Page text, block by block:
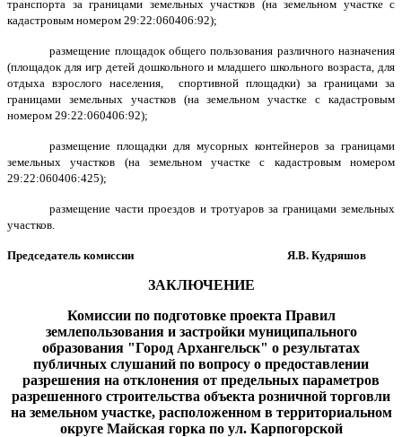
транспорта за границами земельных участков (на земельном участке с
кадастровым номером 29:22:060406:92);
размещение площадок общего пользования различного назначения
(площадок для игр детей дошкольного и младшего школьного возраста, для
отдыха взрослого населения, спортивной площадки) за границами за
границами земельных участков (на земельном участке с кадастровым
номером 29:22:060406:92);
размещение площадки для мусорных контейнеров за границами
земельных участков (на земельном участке с кадастровым номером
29:22:060406:425);
размещение части проездов и тротуаров за границами земельных
участков.
Председатель комиссии Я.В. Кудряшов
ЗАКЛЮЧЕНИЕ
Комиссии по подготовке проекта Правил
землепользования и застройки муниципального
образования "Город Архангельск" о результатах
публичных слушаний по вопросу о предоставлении
разрешения на отклонения от предельных параметров
разрешенного строительства объекта розничной торговли
на земельном участке, расположенном в территориальном
округе Майская горка по ул. Карпогорской